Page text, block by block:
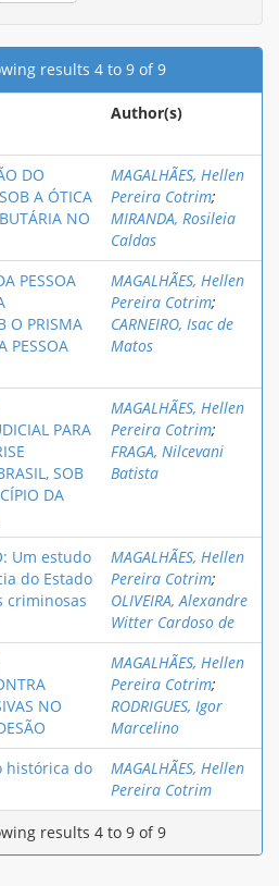
results 4 to 9 of 9
Author(s)
DO
A ÓTICA
NO
MAGALHÃES, Hellen
Pereira Cotrim;
MIRANDA, Rosileia
Caldas
PESSOA
O PRISMA
PESSOA
MAGALHÃES, Hellen
Pereira Cotrim;
CARNEIRO, Isac de
Matos
PARA
SOB
DA
MAGALHÃES, Hellen
Pereira Cotrim;
FRAGA, Nilcevani
Batista
Um estudo
do Estado
criminosas
MAGALHÃES, Hellen
Pereira Cotrim;
OLIVEIRA, Alexandre
Witter Cardoso de
NO
MAGALHÃES, Hellen
Pereira Cotrim;
RODRIGUES, Igor
Marcelino
histórica do
MAGALHÃES, Hellen
Pereira Cotrim
results 4 to 9 of 9